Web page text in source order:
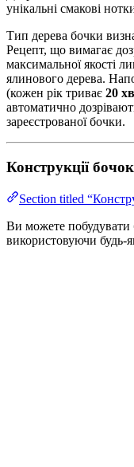
унікальні смакові
Тип дерева бочки
Рецепт, що вимагає
максимальної якості
ялинового дерева.
(кожен рік триває 20
автоматично
зареєстрованої бочки.
Конструкції бочок
Section titled
Ви можете побудувати
використовуючи будь-